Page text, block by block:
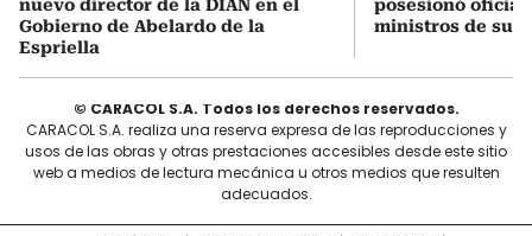
nuevo director de la DIAN en el
Gobierno de Abelardo de la
Espriella
posesionó
ministros de su
© CARACOL S.A. Todos los derechos reservados.
CARACOL S.A. realiza una reserva expresa de las reproducciones y
usos de las obras y otras prestaciones accesibles desde este sitio
web a medios de lectura mecánica u otros medios que resulten
adecuados.